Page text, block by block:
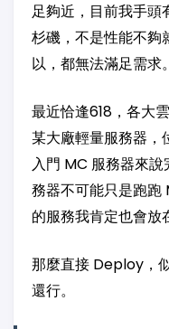
足夠近，目前我手頭
杉磯，不是性能不夠
以，都無法滿足需求。
最近恰逢618，各大
某大廠輕量服務器
入門 MC 服務器來
務器不可能只是跑跑
的服務我肯定也會放
那麼直接 Deploy，
還行。